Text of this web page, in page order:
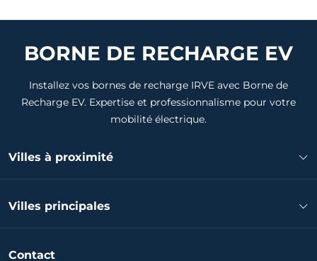
BORNE DE RECHARGE EV
Installez vos bornes de recharge IRVE avec Borne de
Recharge EV. Expertise et professionnalisme pour votre
mobilité électrique.
Villes à proximité
Installateur borne de recharge Erquinghem-Lys
Installateur borne de recharge Estaires
Villes principales
Installateur borne de recharge Tourcoing
Contact